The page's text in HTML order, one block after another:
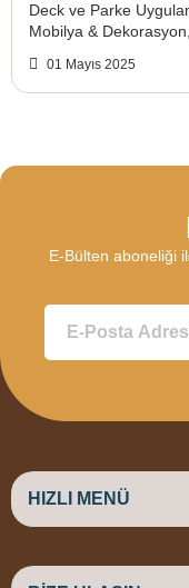
Deck ve Parke
Mobilya &
01 Mayıs 2025
E-Bülten aboneliği
HIZLI MENÜ
ANASAYFA